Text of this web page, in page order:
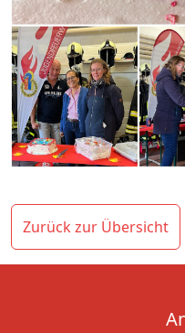
Zurück zur Übersicht